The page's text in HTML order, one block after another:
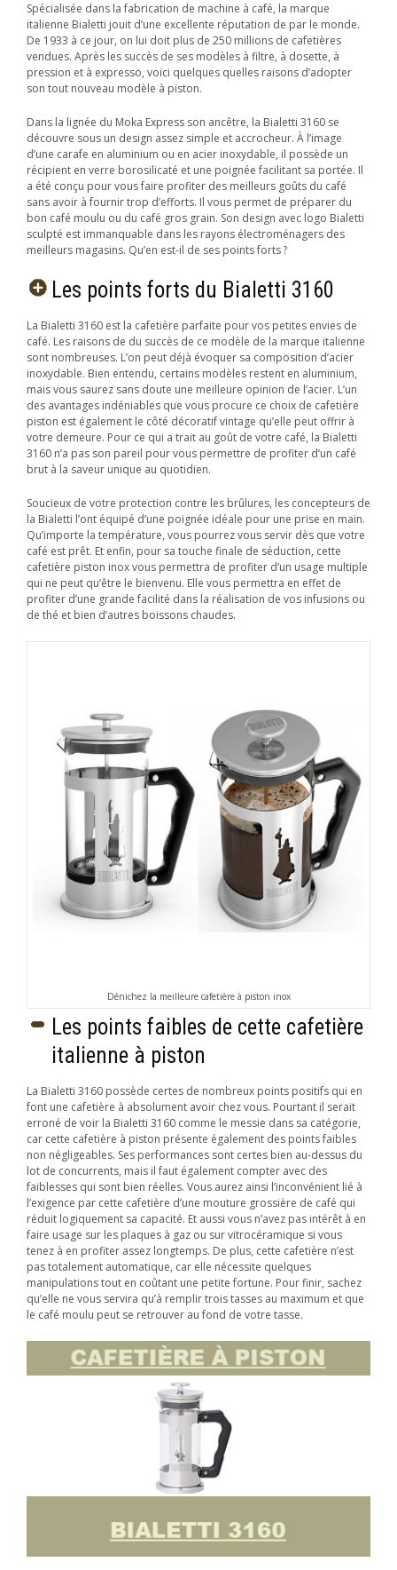
Spécialisée dans la fabrication de machine à café, la marque
italienne Bialetti jouit d’une excellente réputation de par le monde.
De 1933 à ce jour, on lui doit plus de 250 millions de cafetières
vendues. Après les succès de ses modèles à filtre, à dosette, à
pression et à expresso, voici quelques quelles raisons d’adopter
son tout nouveau modèle à piston.
Dans la lignée du Moka Express son ancêtre, la Bialetti 3160 se
découvre sous un design assez simple et accrocheur. À l’image
d’une carafe en aluminium ou en acier inoxydable, il possède un
récipient en verre borosilicaté et une poignée facilitant sa portée. Il
a été conçu pour vous faire profiter des meilleurs goûts du café
sans avoir à fournir trop d’efforts. Il vous permet de préparer du
bon café moulu ou du café gros grain. Son design avec logo Bialetti
sculpté est immanquable dans les rayons électroménagers des
meilleurs magasins. Qu’en est-il de ses points forts ?
Les points forts du Bialetti 3160
La Bialetti 3160 est la cafetière parfaite pour vos petites envies de
café. Les raisons de du succès de ce modèle de la marque italienne
sont nombreuses. L’on peut déjà évoquer sa composition d’acier
inoxydable. Bien entendu, certains modèles restent en aluminium,
mais vous saurez sans doute une meilleure opinion de l’acier. L’un
des avantages indéniables que vous procure ce choix de cafetière
piston est également le côté décoratif vintage qu’elle peut offrir à
votre demeure. Pour ce qui a trait au goût de votre café, la Bialetti
3160 n’a pas son pareil pour vous permettre de profiter d’un café
brut à la saveur unique au quotidien.
Soucieux de votre protection contre les brûlures, les concepteurs de
la Bialetti l’ont équipé d’une poignée idéale pour une prise en main.
Qu’importe la température, vous pourrez vous servir dès que votre
café est prêt. Et enfin, pour sa touche finale de séduction, cette
cafetière piston inox vous permettra de profiter d’un usage multiple
qui ne peut qu’être le bienvenu. Elle vous permettra en effet de
profiter d’une grande facilité dans la réalisation de vos infusions ou
de thé et bien d’autres boissons chaudes.
Dénichez la meilleure cafetière à piston inox
Les points faibles de cette cafetière
italienne à piston
La Bialetti 3160 possède certes de nombreux points positifs qui en
font une cafetière à absolument avoir chez vous. Pourtant il serait
erroné de voir la Bialetti 3160 comme le messie dans sa catégorie,
car cette cafetière à piston présente également des points faibles
non négligeables. Ses performances sont certes bien au-dessus du
lot de concurrents, mais il faut également compter avec des
faiblesses qui sont bien réelles. Vous aurez ainsi l’inconvénient lié à
l’exigence par cette cafetière d’une mouture grossière de café qui
réduit logiquement sa capacité. Et aussi vous n’avez pas intérêt à en
faire usage sur les plaques à gaz ou sur vitrocéramique si vous
tenez à en profiter assez longtemps. De plus, cette cafetière n’est
pas totalement automatique, car elle nécessite quelques
manipulations tout en coûtant une petite fortune. Pour finir, sachez
qu’elle ne vous servira qu’à remplir trois tasses au maximum et que
le café moulu peut se retrouver au fond de votre tasse.